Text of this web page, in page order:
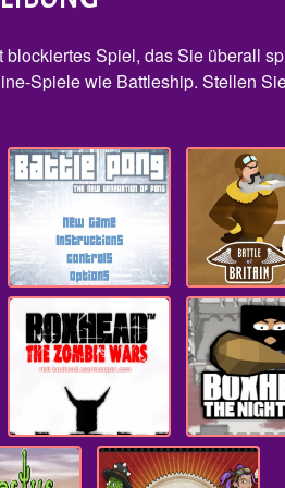
Spiel, das Sie überall
Spiele wie Battleship. Stellen